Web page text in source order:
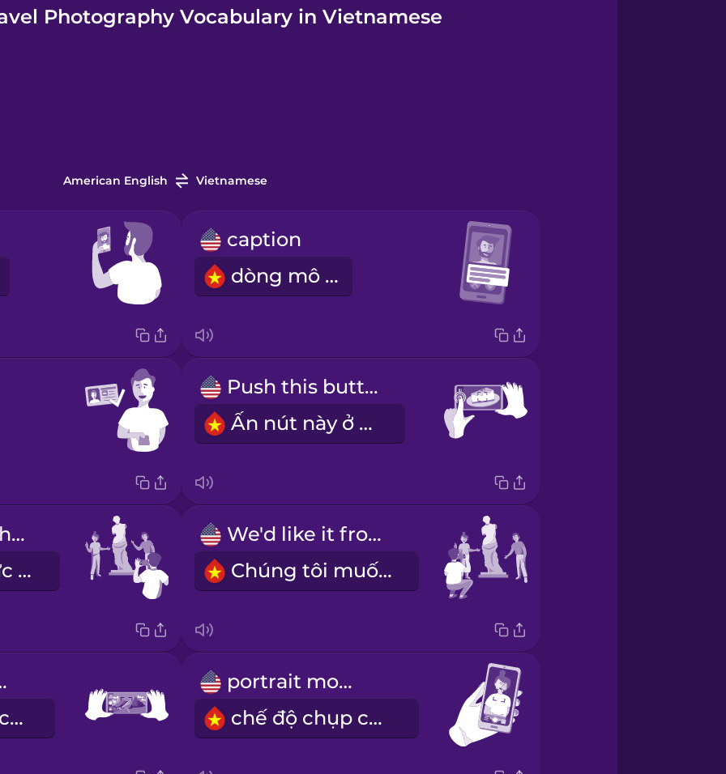
Photography Vocabulary in Vietnamese
American English Vietnamese
caption
dòng mô tả
Push this button here.
Ấn nút này ở đây.
Can you get the statue behind us?
Bạn lấy cả bức tượng đằng sau chúng tôi được không?
We'd like it from this angle, please.
Chúng tôi muốn chụp từ góc này nhé.
chế độ chụp cảnh
portrait mode
chế độ chụp chân dung